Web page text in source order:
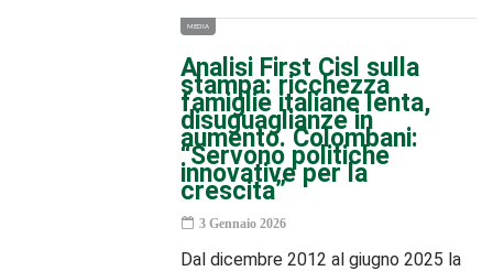
MEDIA
Analisi First Cisl sulla
stampa: ricchezza
famiglie italiane lenta,
disuguaglianze in
aumento. Colombani:
“Servono politiche
innovative per la
crescita”
3 Gennaio 2026
Dal dicembre 2012 al giugno 2025 la